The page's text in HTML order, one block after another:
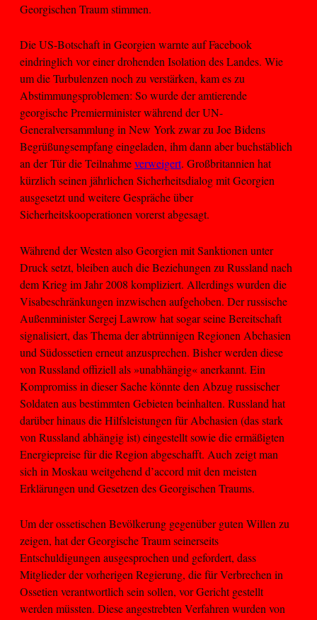
Georgischen Traum stimmen.
Die US-Botschaft in Georgien warnte auf Facebook
eindringlich vor einer drohenden Isolation des Landes. Wie
um die Turbulenzen noch zu verstärken, kam es zu
Abstimmungsproblemen: So wurde der amtierende
georgische Premierminister während der UN-
Generalversammlung in New York zwar zu Joe Bidens
Begrüßungsempfang eingeladen, ihm dann aber buchstäblich
an der Tür die Teilnahmeverweigert. Großbritannien hat
kürzlich seinen jährlichen Sicherheitsdialog mit Georgien
ausgesetzt und weitere Gespräche über
Sicherheitskooperationen vorerst abgesagt.
Während der Westen also Georgien mit Sanktionen unter
Druck setzt, bleiben auch die Beziehungen zu Russland nach
dem Krieg im Jahr 2008 kompliziert. Allerdings wurden die
Visabeschränkungen inzwischen aufgehoben. Der russische
Außenminister Sergej Lawrow hat sogar seine Bereitschaft
signalisiert, das Thema der abtrünnigen Regionen Abchasien
und Südossetien erneut anzusprechen. Bisher werden diese
von Russland offiziell als »unabhängig« anerkannt. Ein
Kompromiss in dieser Sache könnte den Abzug russischer
Soldaten aus bestimmten Gebieten beinhalten. Russland hat
darüber hinaus die Hilfsleistungen für Abchasien (das stark
von Russland abhängig ist) eingestellt sowie die ermäßigten
Energiepreise für die Region abgeschafft. Auch zeigt man
sich in Moskau weitgehend d’accord mit den meisten
Erklärungen und Gesetzen des Georgischen Traums.
Um der ossetischen Bevölkerung gegenüber guten Willen zu
zeigen, hat der Georgische Traum seinerseits
Entschuldigungen ausgesprochen und gefordert, dass
Mitglieder der vorherigen Regierung, die für Verbrechen in
Ossetien verantwortlich sein sollen, vor Gericht gestellt
werden müssten. Diese angestrebten Verfahren wurden von